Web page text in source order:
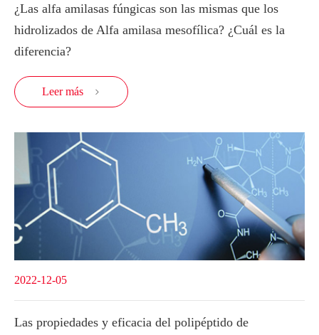
¿Las alfa amilasas fúngicas son las mismas que los
hidrolizados de Alfa amilasa mesofílica? ¿Cuál es la
diferencia?
Leer más 
2022-12-05
Las propiedades y eficacia del polipéptido de